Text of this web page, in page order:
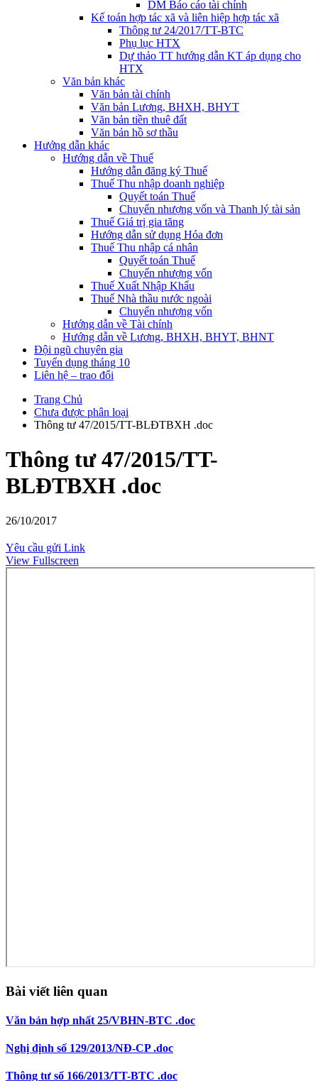
DM Báo cáo tài chính
Kế toán hợp tác xã và liên hiệp hợp tác xã
Thông tư 24/2017/TT-BTC
Phụ lục HTX
Dự thảo TT hướng dẫn KT áp dụng cho
HTX
Văn bản khác
Văn bản tài chính
Văn bản Lương, BHXH, BHYT
Văn bản tiền thuê đất
Văn bản hồ sơ thầu
Hướng dẫn khác
Hướng dẫn về Thuế
Hướng dẫn đăng ký Thuế
Thuế Thu nhập doanh nghiệp
Quyết toán Thuế
Chuyển nhượng vốn và Thanh lý tài sản
Thuế Giá trị gia tăng
Hướng dẫn sử dụng Hóa đơn
Thuế Thu nhập cá nhân
Quyết toán Thuế
Chuyển nhượng vốn
Thuế Xuất Nhập Khẩu
Thuế Nhà thầu nước ngoài
Chuyển nhượng vốn
Hướng dẫn về Tài chính
Hướng dẫn về Lương, BHXH, BHYT, BHNT
Đội ngũ chuyên gia
Tuyển dụng tháng 10
Liên hệ – trao đổi
Trang Chủ
Chưa được phân loại
Thông tư 47/2015/TT-BLĐTBXH .doc
Thông tư 47/2015/TT-
BLĐTBXH .doc
26/10/2017
Yêu cầu gửi Link
View Fullscreen
Bài viết liên quan
Văn bản hợp nhất 25/VBHN-BTC .doc
Nghị định số 129/2013/NĐ-CP .doc
Thông tư số 166/2013/TT-BTC .doc